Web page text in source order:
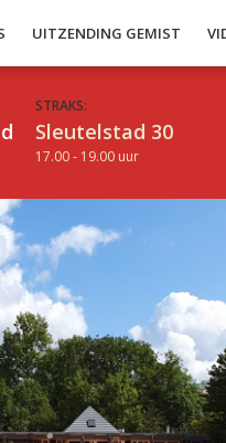
UITZENDING GEMIST
STRAKS:
Sleutelstad 30
17.00 - 19.00 uur